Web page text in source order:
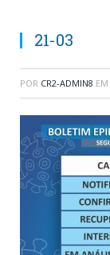
21-03
POR CR2-ADMIN8 EM